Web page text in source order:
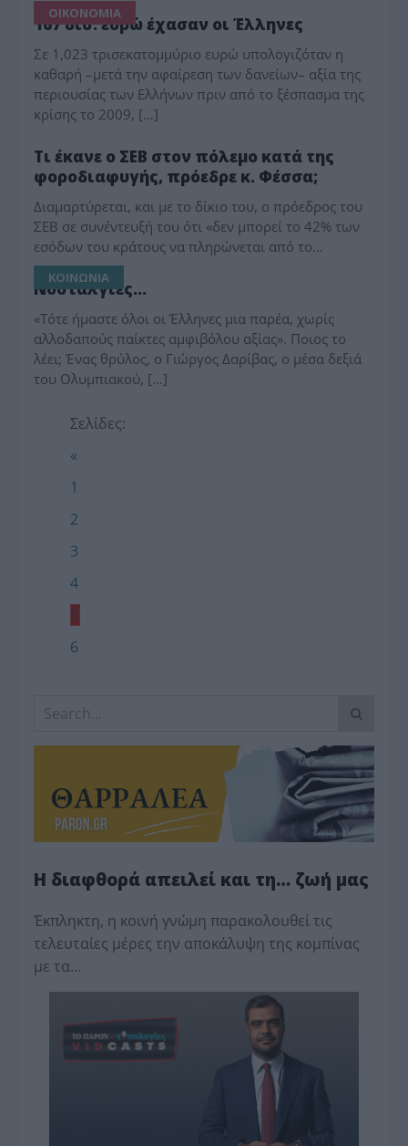
ΟΙΚΟΝΟΜΙΑ
167 δισ. ευρώ έχασαν οι Έλληνες
Σε 1,023 τρισεκατομμύριο ευρώ υπολογιζόταν η
καθαρή –μετά την αφαίρεση των δανείων– αξία της
περιουσίας των Ελλήνων πριν από το ξέσπασμα της
κρίσης το 2009, […]
Τι έκανε ο ΣΕΒ στον πόλεμο κατά της
φοροδιαφυγής, πρόεδρε κ. Φέσσα;
Διαμαρτύρεται, και με το δίκιο του, ο πρόεδρος του
ΣΕΒ σε συνέντευξή του ότι «δεν μπορεί το 42% των
εσόδων του κράτους να πληρώνεται από το…
ΚΟΙΝΩΝΙΑ
Νοσταλγίες…
«Τότε ήμαστε όλοι οι Έλληνες μια παρέα, χωρίς
αλλοδαπούς παίκτες αμφιβόλου αξίας». Ποιος το
λέει; Ένας θρύλος, ο Γιώργος Δαρίβας, ο μέσα δεξιά
του Ολυμπιακού, […]
Σελίδες:
«
1
2
3
4
5
6
Η διαφθορά απειλεί και τη… ζωή μας
Έκπληκτη, η κοινή γνώμη παρακολουθεί τις
τελευταίες μέρες την αποκάλυψη της κο­μπίνας
με τα…